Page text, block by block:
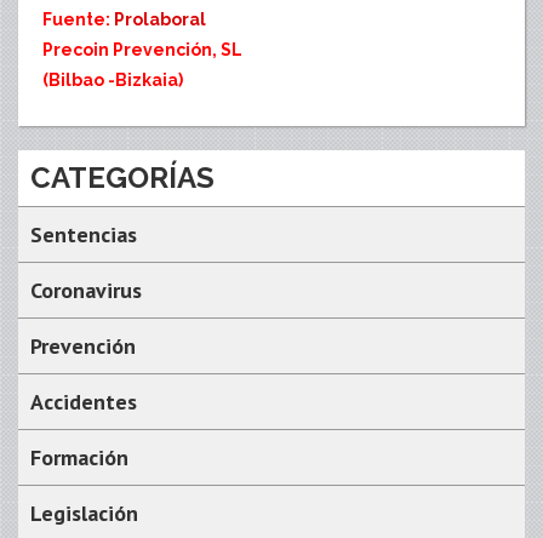
Fuente: Prolaboral
Precoin Prevención, SL
(Bilbao -Bizkaia)
CATEGORÍAS
Sentencias
Coronavirus
Prevención
Accidentes
Formación
Legislación